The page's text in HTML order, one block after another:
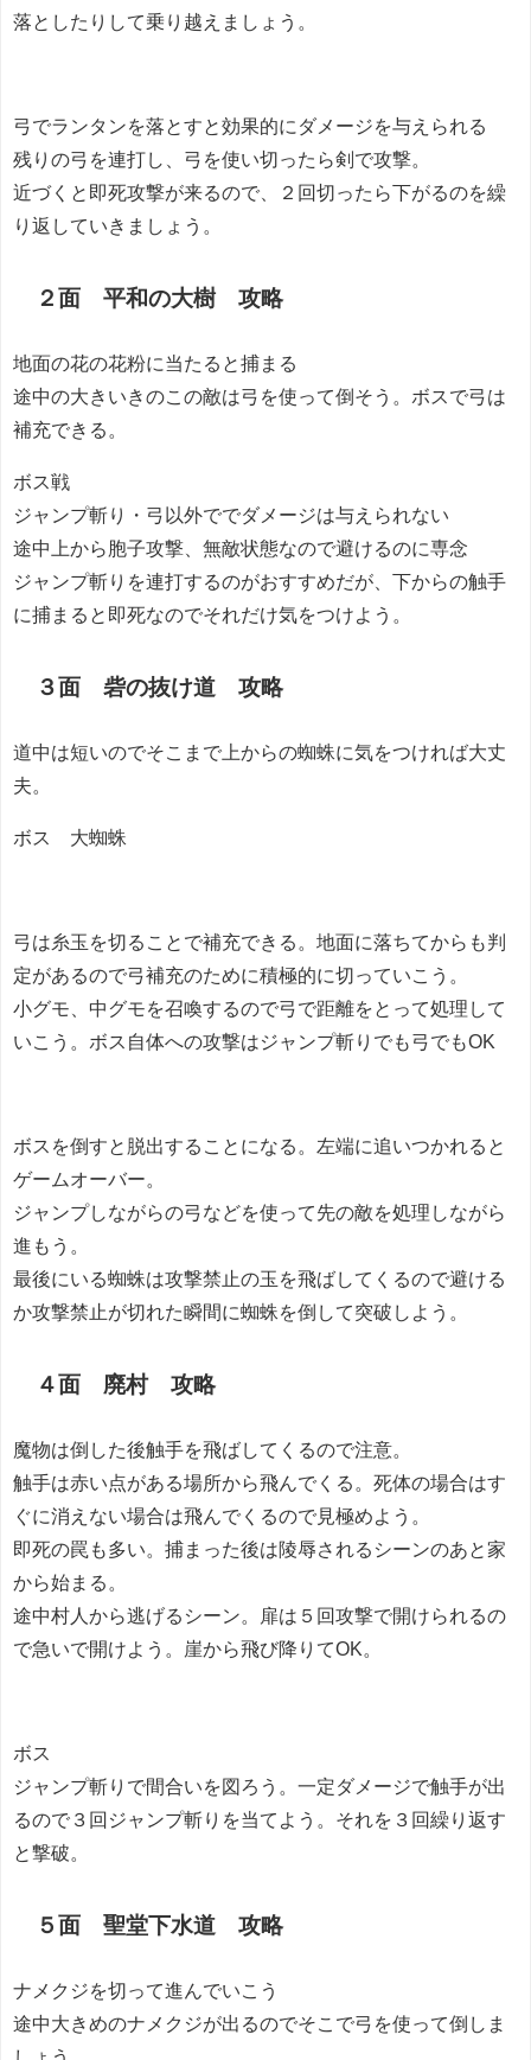
落としたりして乗り越えましょう。
弓でランタンを落とすと効果的にダメージを与えられる
残りの弓を連打し、弓を使い切ったら剣で攻撃。
近づくと即死攻撃が来るので、２回切ったら下がるのを繰
り返していきましょう。
２面 平和の大樹 攻略
地面の花の花粉に当たると捕まる
途中の大きいきのこの敵は弓を使って倒そう。ボスで弓は
補充できる。
ボス戦
ジャンプ斬り・弓以外ででダメージは与えられない
途中上から胞子攻撃、無敵状態なので避けるのに専念
ジャンプ斬りを連打するのがおすすめだが、下からの触手
に捕まると即死なのでそれだけ気をつけよう。
３面 砦の抜け道 攻略
道中は短いのでそこまで上からの蜘蛛に気をつければ大丈
夫。
ボス 大蜘蛛
弓は糸玉を切ることで補充できる。地面に落ちてからも判
定があるので弓補充のために積極的に切っていこう。
小グモ、中グモを召喚するので弓で距離をとって処理して
いこう。ボス自体への攻撃はジャンプ斬りでも弓でもOK
ボスを倒すと脱出することになる。左端に追いつかれると
ゲームオーバー。
ジャンプしながらの弓などを使って先の敵を処理しながら
進もう。
最後にいる蜘蛛は攻撃禁止の玉を飛ばしてくるので避ける
か攻撃禁止が切れた瞬間に蜘蛛を倒して突破しよう。
４面 廃村 攻略
魔物は倒した後触手を飛ばしてくるので注意。
触手は赤い点がある場所から飛んでくる。死体の場合はす
ぐに消えない場合は飛んでくるので見極めよう。
即死の罠も多い。捕まった後は陵辱されるシーンのあと家
から始まる。
途中村人から逃げるシーン。扉は５回攻撃で開けられるの
で急いで開けよう。崖から飛び降りてOK。
ボス
ジャンプ斬りで間合いを図ろう。一定ダメージで触手が出
るので３回ジャンプ斬りを当てよう。それを３回繰り返す
と撃破。
５面 聖堂下水道 攻略
ナメクジを切って進んでいこう
途中大きめのナメクジが出るのでそこで弓を使って倒しま